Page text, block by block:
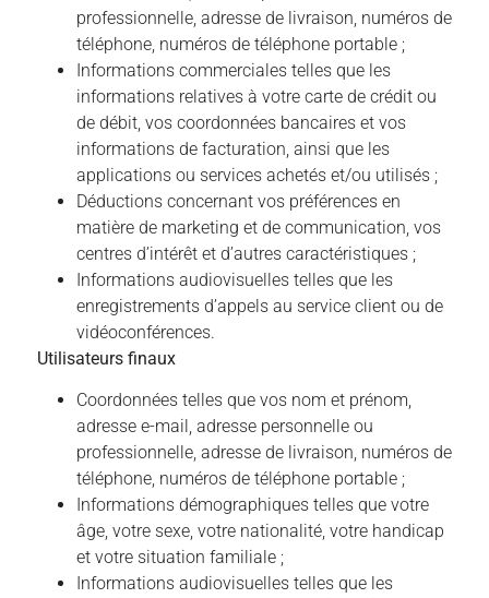
professionnelle, adresse de livraison, numéros de
téléphone, numéros de téléphone portable ;
Informations commerciales telles que les
informations relatives à votre carte de crédit ou
de débit, vos coordonnées bancaires et vos
informations de facturation, ainsi que les
applications ou services achetés et/ou utilisés ;
Déductions concernant vos préférences en
matière de marketing et de communication, vos
centres d’intérêt et d’autres caractéristiques ;
Informations audiovisuelles telles que les
enregistrements d’appels au service client ou de
vidéoconférences.
Utilisateurs finaux
Coordonnées telles que vos nom et prénom,
adresse e-mail, adresse personnelle ou
professionnelle, adresse de livraison, numéros de
téléphone, numéros de téléphone portable ;
Informations démographiques telles que votre
âge, votre sexe, votre nationalité, votre handicap
et votre situation familiale ;
Informations audiovisuelles telles que les